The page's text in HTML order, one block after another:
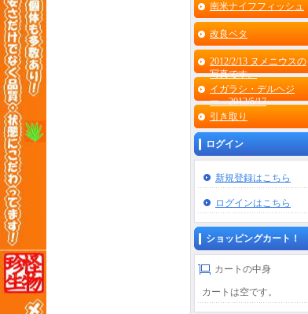
南米ナイフフィッシュ
改良ベタ
2012/2/13 ヌメニウスの
写真です。
イガラシ・デルヘジ
ー 2012/5/17
引き取り
ログイン
新規登録はこちら
ログインはこちら
ショッピングカート！
カートの中身
カートは空です。